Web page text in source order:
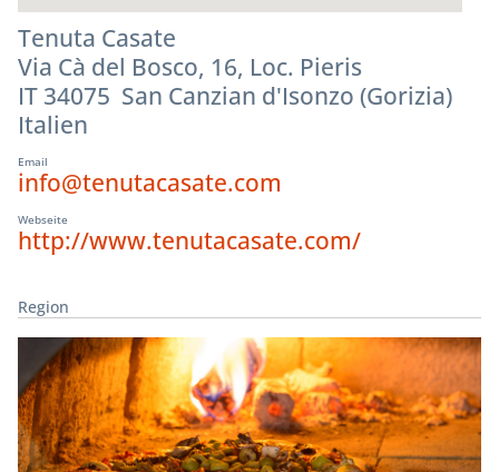
Tenuta Casate
Via Cà del Bosco, 16, Loc. Pieris
IT 34075 San Canzian d'Isonzo (Gorizia)
Italien
Email
info@tenutacasate.com
Webseite
http://www.tenutacasate.com/
Region